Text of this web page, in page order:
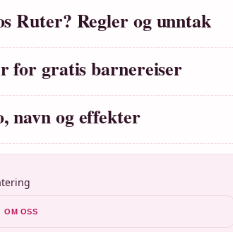
Ruter? Regler og unntak
for gratis barnereiser
navn og effekter
OM OSS